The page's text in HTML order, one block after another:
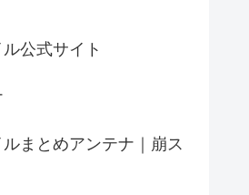
公式サイト
まとめアンテナ｜崩ス